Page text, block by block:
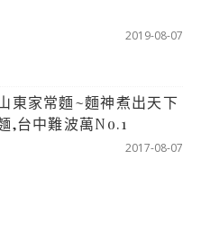
2019-08-07
東家常麵~麵神煮出天下
,台中難波萬No.1
2017-08-07